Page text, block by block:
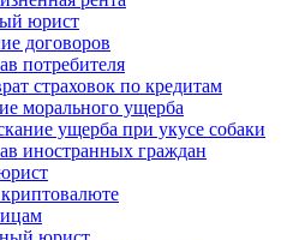
юрист
договоров
потребителя
страховок по кредитам
морального ущерба
ущерба при укусе собаки
иностранных граждан